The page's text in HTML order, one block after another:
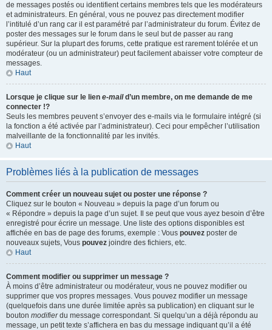
de messages postés ou identifient certains membres tels que les modérateurs
et administrateurs. En général, vous ne pouvez pas directement modifier
l’intitulé d’un rang car il est paramétré par l’administrateur du forum. Évitez de
poster des messages sur le forum dans le seul but de passer au rang
supérieur. Sur la plupart des forums, cette pratique est rarement tolérée et un
modérateur (ou un administrateur) peut facilement abaisser votre compteur de
messages.
Haut
Lorsque je clique sur le lien e-maild’un membre, on me demande de me
connecter !?
Seuls les membres peuvent s’envoyer des e-mails via le formulaire intégré (si
la fonction a été activée par l’administrateur). Ceci pour empêcher l’utilisation
malveillante de la fonctionnalité par les invités.
Haut
Problèmes liés à la publication de messages
Comment créer un nouveau sujet ou poster une réponse ?
Cliquez sur le bouton « Nouveau » depuis la page d’un forum ou
« Répondre » depuis la page d’un sujet. Il se peut que vous ayez besoin d’être
enregistré pour écrire un message. Une liste des options disponibles est
affichée en bas de page des forums, exemple : Vous pouvez poster de
nouveaux sujets, Vous pouvez joindre des fichiers, etc.
Haut
Comment modifier ou supprimer un message ?
À moins d’être administrateur ou modérateur, vous ne pouvez modifier ou
supprimer que vos propres messages. Vous pouvez modifier un message
(quelquefois dans une durée limitée après sa publication) en cliquant sur le
bouton modifierdu message correspondant. Si quelqu’un a déjà répondu au
message, un petit texte s’affichera en bas du message indiquant qu’il a été